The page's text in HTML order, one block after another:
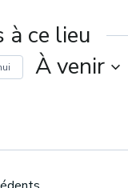
à ce lieu
À venir